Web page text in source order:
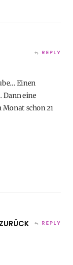
REPLY
Einen
Dann eine
schon 21
REPLY